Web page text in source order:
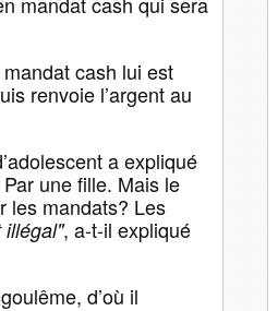
cash lui est
renvoie l’argent au
a expliqué
une fille. Mais le
les mandats? Les
illégal", a-t-il expliqué
d’où il